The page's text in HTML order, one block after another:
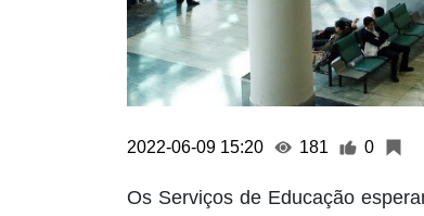
2022-06-09 15:20 181 0
Os Serviços de Educação